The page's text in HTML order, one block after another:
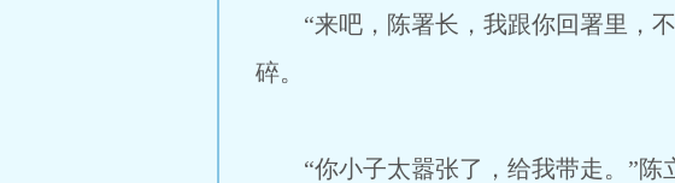
“来吧，陈署长，我跟你回署里，不
碎。
“你小子太嚣张了，给我带走。”陈